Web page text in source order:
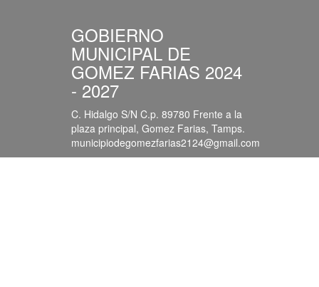
GOBIERNO
MUNICIPAL DE
GOMEZ FARIAS 2024
- 2027
C. Hidalgo S/N C.p. 89780 Frente a la
plaza principal, Gomez Farias, Tamps.
municipiodegomezfarias2124@gmail.com